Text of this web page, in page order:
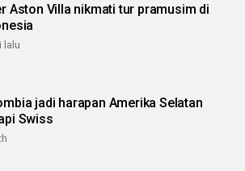
Aston Villa nikmati tur pramusim di
lalu
jadi harapan Amerika Selatan
Swiss